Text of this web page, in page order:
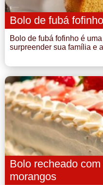
Bolo de fubá fofinho
Bolo de fubá fofinho é
surpreender sua família e
Bolo recheado
morangos